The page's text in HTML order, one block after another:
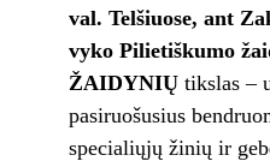
val. Telšiuose, ant
vyko Pilietiškumo
ŽAIDYNIŲ tikslas –
pasiruošusius
specialiųjų žinių ir